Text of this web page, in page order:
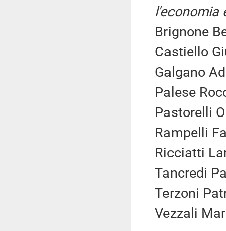
l'economia
Brignone
Castiello
Galgano
Palese
Pastorelli
Rampelli
Ricciatti
Tancredi
Terzoni
Vezzali